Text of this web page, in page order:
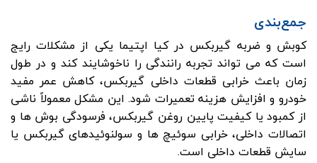
جمع‌بندی
کوبش و ضربه گیربکس در کیا اپتیما یکی از مشکلات رایج
است که می تواند تجربه رانندگی را ناخوشایند کند و در طول
زمان باعث خرابی قطعات داخلی گیربکس، کاهش عمر مفید
خودرو و افزایش هزینه تعمیرات شود. این مشکل معمولاً ناشی
از کمبود یا کیفیت پایین روغن گیربکس، فرسودگی بوش ها و
اتصالات داخلی، خرابی سوئیچ ها و سولنوئیدهای گیربکس یا
سایش قطعات داخلی است.